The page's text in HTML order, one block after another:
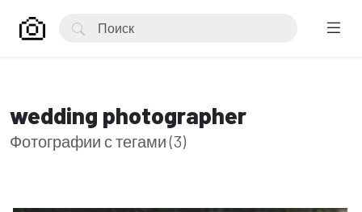
wedding photographer
Фотографии с тегами (3)